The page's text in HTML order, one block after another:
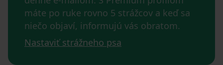
máte po ruke rovno 5 strážcov a keď sa
niečo objaví, informujú vás obratom.
Nastaviť strážneho psa